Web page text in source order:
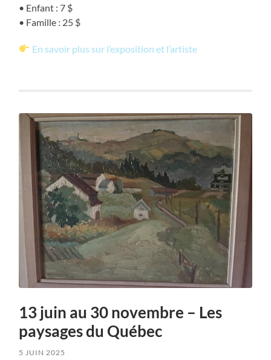
• Enfant : 7 $
• Famille : 25 $
En savoir plus sur l’exposition et l’artiste
13 juin au 30 novembre – Les
paysages du Québec
5 JUIN 2025